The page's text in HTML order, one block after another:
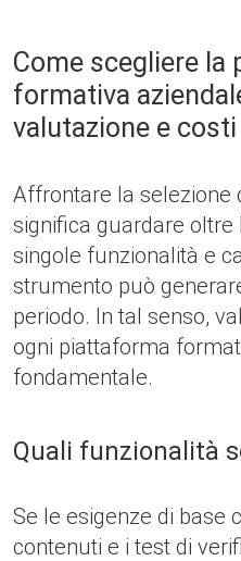
Come scegliere la
formativa
valutazione e costi
Affrontare la selezione
significa guardare
singole funzionalità e
strumento può
periodo. In tal senso,
ogni piattaforma
fondamentale.
Quali funzionalità
Se le esigenze di base
contenuti e i test di